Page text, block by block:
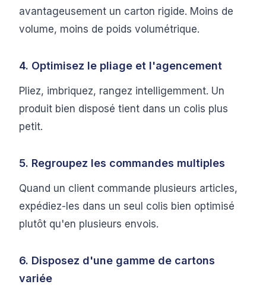
avantageusement un carton rigide. Moins de
volume, moins de poids volumétrique.
4. Optimisez le pliage et l'agencement
Pliez, imbriquez, rangez intelligemment. Un
produit bien disposé tient dans un colis plus
petit.
5. Regroupez les commandes multiples
Quand un client commande plusieurs articles,
expédiez-les dans un seul colis bien optimisé
plutôt qu'en plusieurs envois.
6. Disposez d'une gamme de cartons
variée